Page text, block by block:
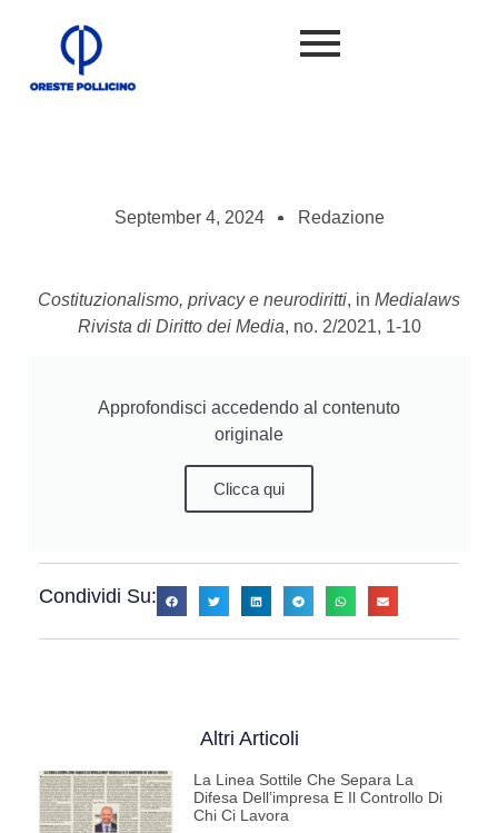
September 4, 2024 Redazione
Costituzionalismo, privacy e neurodiritti, in Medialaws
Rivista di Diritto dei Media, no. 2/2021, 1-10
Approfondisci accedendo al contenuto
originale
Clicca qui
Condividi Su:
Altri Articoli
La Linea Sottile Che Separa La
Difesa Dell’impresa E Il Controllo Di
Chi Ci Lavora